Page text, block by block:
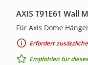
AXIS T91E61 Wall
Für Axis Dome
Erfordert
Empfohlen für